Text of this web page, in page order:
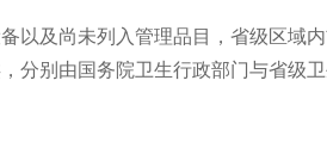
以及尚未列入管理品目，省级区域
分别由国务院卫生行政部门与省级卫